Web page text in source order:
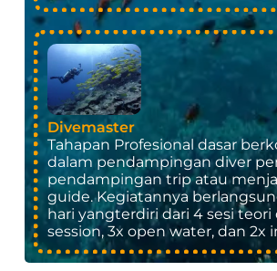
Divemaster
Tahapan Profesional dasar
dalam pendampingan diver
pendampingan trip atau
guide. Kegiatannya
hari yangterdiri dari 4 sesi teori
session, 3x open water, dan 2x